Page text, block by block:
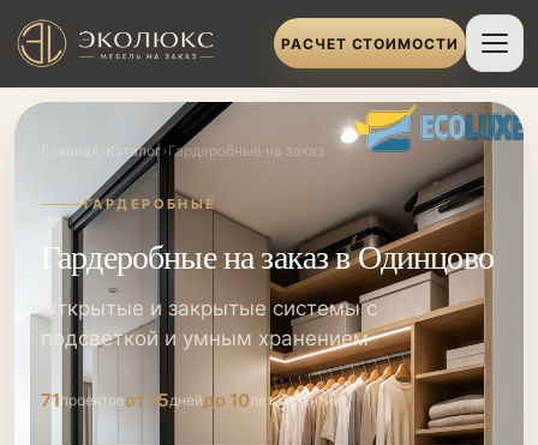
РАСЧЕТ СТОИМОСТИ
Главная Каталог›Гардеробные на заказ
ГАРДЕРОБНЫЕ
Гардеробные на заказ в Одинцово
Открытые и закрытые системы с
подсветкой и умным хранением
71проектовот 15днейдо 10лет гарантии